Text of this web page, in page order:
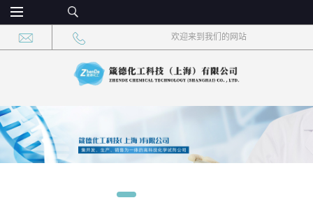
欢迎来到我们的网站